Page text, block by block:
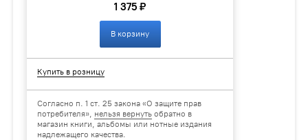
1 375 ₽
В корзину
Купить в розницу
Согласно п. 1 ст. 25 закона «О защите прав
потребителя», нельзя вернуть обратно в
магазин книги, альбомы или нотные издания
надлежащего качества.